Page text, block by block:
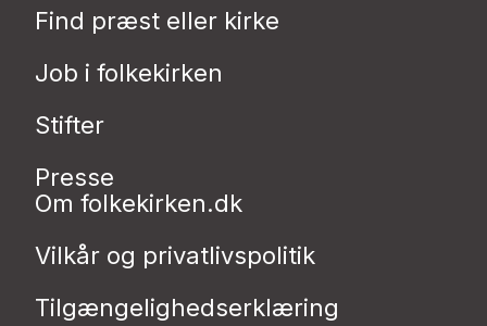
Find præst eller kirke
Job i folkekirken
Stifter
Presse
Om folkekirken.dk
Vilkår og privatlivspolitik
Tilgængelighedserklæring